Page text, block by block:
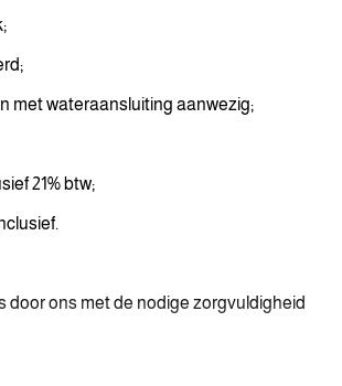
met wateraansluiting aanwezig;
21% btw;
door ons met de nodige zorgvuldigheid